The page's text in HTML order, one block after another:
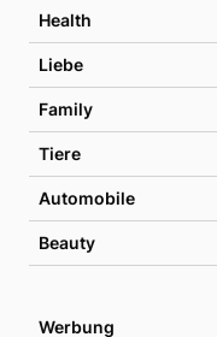
Health
Liebe
Family
Tiere
Automobile
Beauty
Werbung